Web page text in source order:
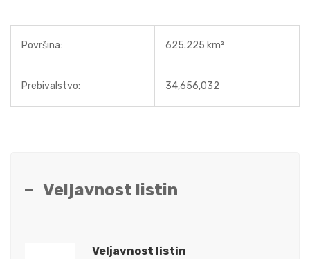
Površina: 625.225 km²
Prebivalstvo: 34,656,032
Veljavnost listin
Veljavnost listin